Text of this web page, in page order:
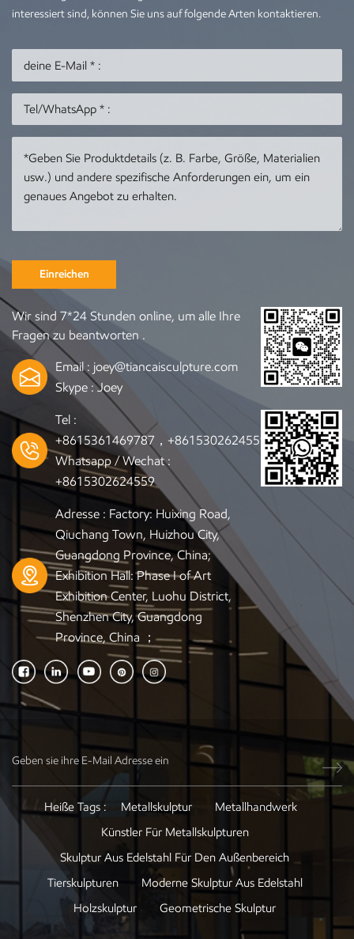
interessiert sind, können Sie uns auf folgende Arten kontaktieren.
Einreichen
Wir sind 7*24 Stunden online, um alle Ihre
Fragen zu beantworten .
Email : joey@tiancaisculpture.com
Skype :Joey
Tel :
+8615361469787，+8615302624559
Whatsapp / Wechat :
+8615302624559
Adresse : Factory: Huixing Road,
Qiuchang Town, Huizhou City,
Guangdong Province, China;
Exhibition Hall: Phase I of Art
Exhibition Center, Luohu District,
Shenzhen City, Guangdong
Province, China ；
Heiße Tags : Metallskulptur
Metallhandwerk
Künstler Für Metallskulpturen
Skulptur Aus Edelstahl Für Den Außenbereich
Tierskulpturen
Moderne Skulptur Aus Edelstahl
Holzskulptur
Geometrische Skulptur